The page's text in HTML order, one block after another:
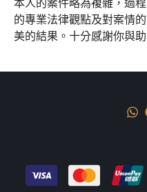
的專業法律觀點及對案情
美的結果。十分感謝你與